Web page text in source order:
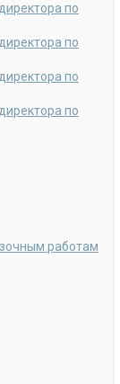
по
по
по
по
работам